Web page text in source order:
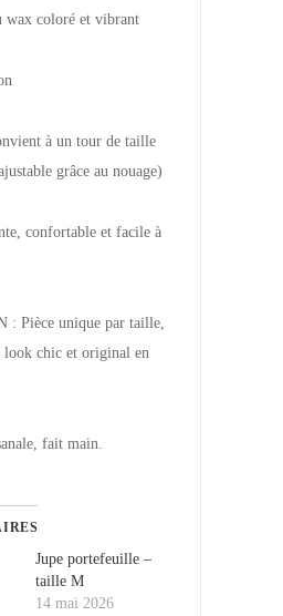
wax coloré et vibrant
à un tour de taille
grâce au nouage)
confortable et facile à
: Pièce unique par taille,
look chic et original en
fait main.
Jupe portefeuille –
taille M
14 mai 2026